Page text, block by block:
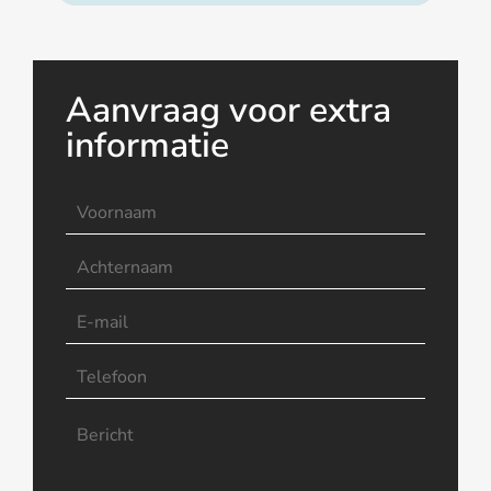
Aanvraag voor extra
informatie